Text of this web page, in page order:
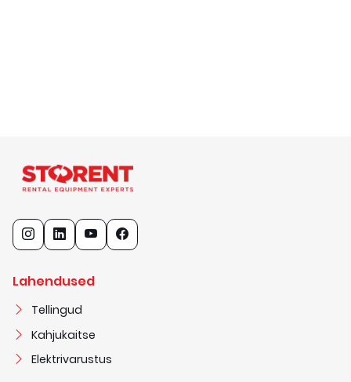
Lahendused
Tellingud
Kahjukaitse
Elektrivarustus